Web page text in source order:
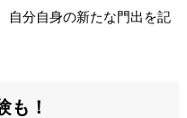
自分自身の新たな門出を記
も！